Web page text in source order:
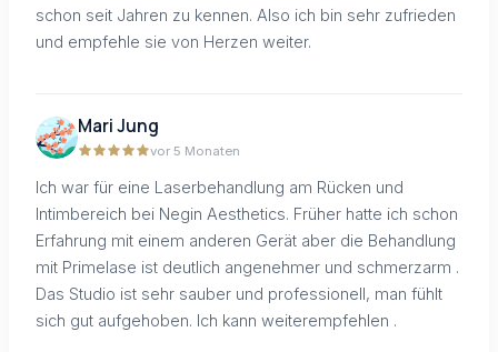
schon seit Jahren zu kennen. Also ich bin sehr zufrieden
und empfehle sie von Herzen weiter.
Mari Jung
vor 5 Monaten
Ich war für eine Laserbehandlung am Rücken und
Intimbereich bei Negin Aesthetics. Früher hatte ich schon
Erfahrung mit einem anderen Gerät aber die Behandlung
mit Primelase ist deutlich angenehmer und schmerzarm .
Das Studio ist sehr sauber und professionell, man fühlt
sich gut aufgehoben. Ich kann weiterempfehlen .